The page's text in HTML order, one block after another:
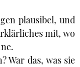
plausibel, und
mit, wo
War das, was sie